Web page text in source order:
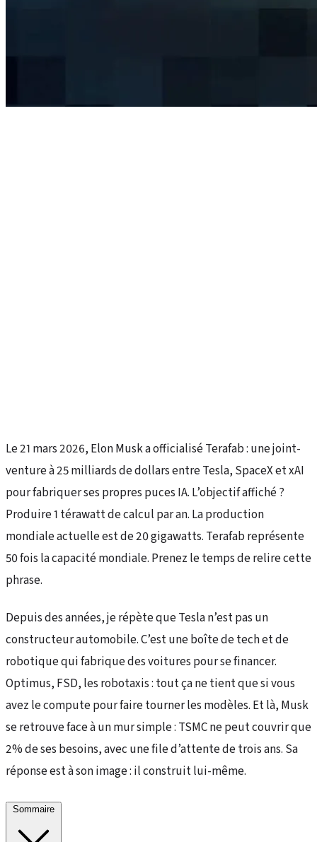
Le 21 mars 2026, Elon Musk a officialisé Terafab : une joint-
venture à 25 milliards de dollars entre Tesla, SpaceX et xAI
pour fabriquer ses propres puces IA. L’objectif affiché ?
Produire 1 térawatt de calcul par an. La production
mondiale actuelle est de 20 gigawatts. Terafab représente
50 fois la capacité mondiale. Prenez le temps de relire cette
phrase.
Depuis des années, je répète que Tesla n’est pas un
constructeur automobile. C’est une boîte de tech et de
robotique qui fabrique des voitures pour se financer.
Optimus, FSD, les robotaxis : tout ça ne tient que si vous
avez le compute pour faire tourner les modèles. Et là, Musk
se retrouve face à un mur simple : TSMC ne peut couvrir que
2% de ses besoins, avec une file d’attente de trois ans. Sa
réponse est à son image : il construit lui-même.
Sommaire